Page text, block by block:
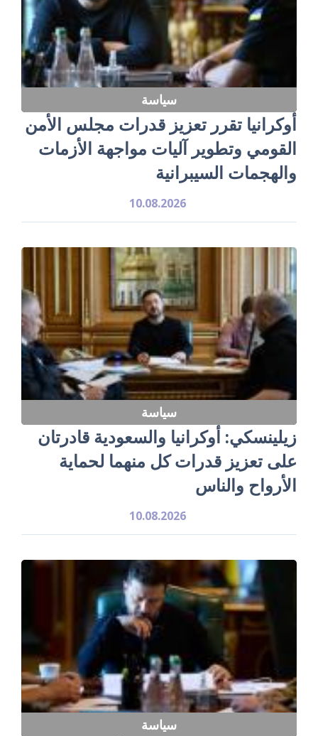
سياسة
أوكرانيا تقرر تعزيز قدرات مجلس الأمن
القومي وتطوير آليات مواجهة الأزمات
والهجمات السيبرانية
10.08.2026
سياسة
زيلينسكي: أوكرانيا والسعودية قادرتان
على تعزيز قدرات كل منهما لحماية
الأرواح والناس
10.08.2026
سياسة